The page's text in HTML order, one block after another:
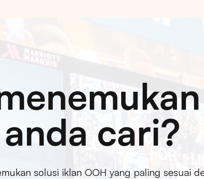
anda cari?
solusi iklan OOH yang paling sesuai